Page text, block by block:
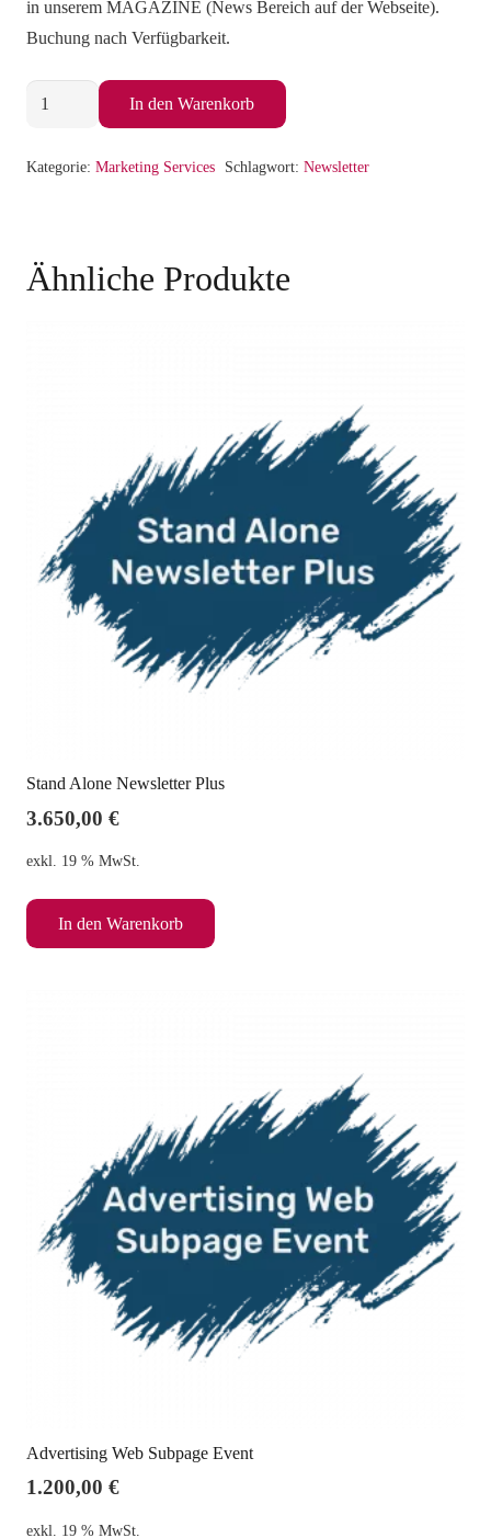
in unserem MAGAZINE (News Bereich auf der Webseite).
Buchung nach Verfügbarkeit.
NEWS
In den Warenkorb
Kategorie: Marketing Services Schlagwort: Newsletter
Ähnliche Produkte
Stand Alone Newsletter Plus
3.650,00 €
exkl. 19 % MwSt.
In den Warenkorb
Advertising Web Subpage Event
1.200,00 €
exkl. 19 % MwSt.